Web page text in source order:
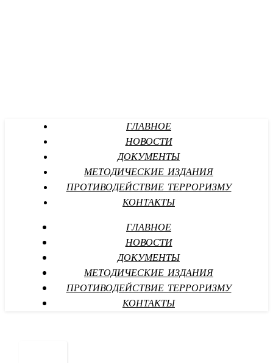
ГЛАВНОЕ
НОВОСТИ
ДОКУМЕНТЫ
МЕТОДИЧЕСКИЕ ИЗДАНИЯ
ПРОТИВОДЕЙСТВИЕ ТЕРРОРИЗМУ
КОНТАКТЫ
ГЛАВНОЕ
НОВОСТИ
ДОКУМЕНТЫ
МЕТОДИЧЕСКИЕ ИЗДАНИЯ
ПРОТИВОДЕЙСТВИЕ ТЕРРОРИЗМУ
КОНТАКТЫ